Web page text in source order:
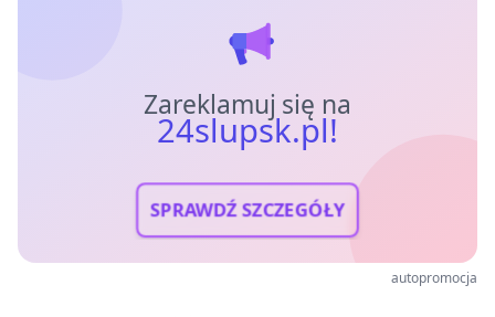
Zareklamuj się na
24slupsk.pl!
SPRAWDŹ SZCZEGÓŁY
autopromocja